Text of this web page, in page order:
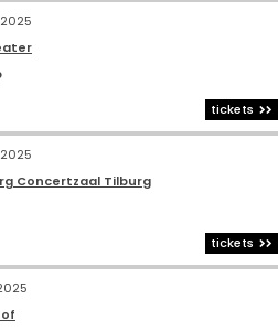
tickets
Concertzaal Tilburg
tickets